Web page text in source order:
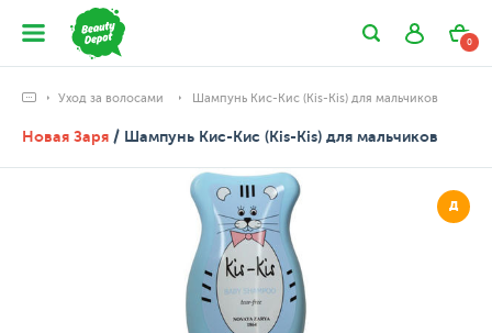
0
Уход за волосами Шампунь Кис-Кис (Kis-Kis) для мальчиков
Новая Заря / Шампунь Кис-Кис (Kis-Kis) для мальчиков
Д